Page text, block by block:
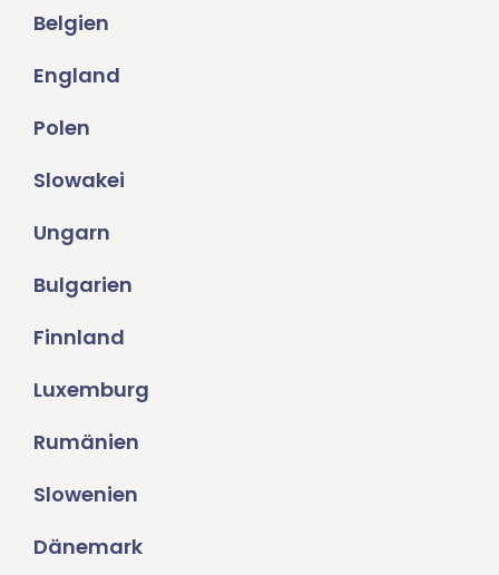
Belgien
England
Polen
Slowakei
Ungarn
Bulgarien
Finnland
Luxemburg
Rumänien
Slowenien
Dänemark